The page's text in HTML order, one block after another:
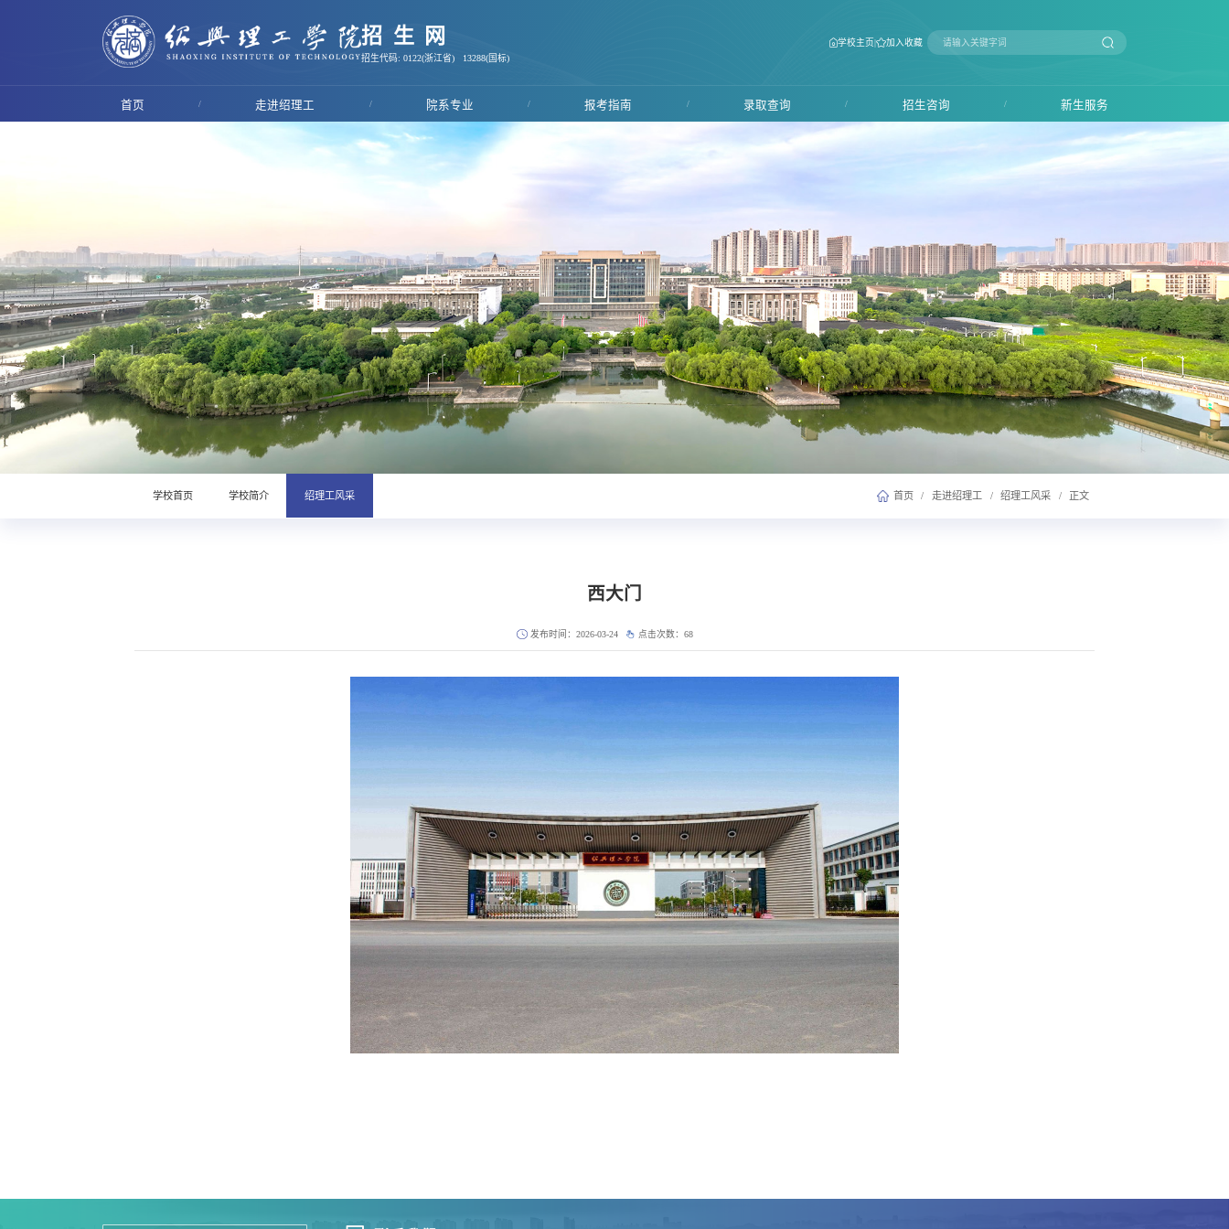
招生网
招生代码: 0122(浙江省) 13288(国标)
学校主页| 加入收藏
首页 / 走进绍理工 / 院系专业 / 报考指南 / 录取查询 / 招生咨询 / 新生服务
学校首页 学校简介 绍理工风采 首页 / 走进绍理工 / 绍理工风采 / 正文
西大门
发布时间：2026-03-24 点击次数：68